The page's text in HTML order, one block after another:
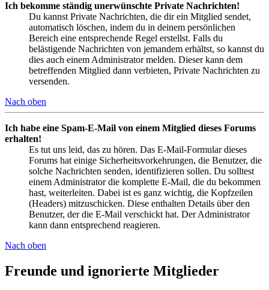
Ich bekomme ständig unerwünschte Private Nachrichten!
Du kannst Private Nachrichten, die dir ein Mitglied sendet,
automatisch löschen, indem du in deinem persönlichen
Bereich eine entsprechende Regel erstellst. Falls du
belästigende Nachrichten von jemandem erhältst, so kannst du
dies auch einem Administrator melden. Dieser kann dem
betreffenden Mitglied dann verbieten, Private Nachrichten zu
versenden.
Nach oben
Ich habe eine Spam-E-Mail von einem Mitglied dieses Forums
erhalten!
Es tut uns leid, das zu hören. Das E-Mail-Formular dieses
Forums hat einige Sicherheitsvorkehrungen, die Benutzer, die
solche Nachrichten senden, identifizieren sollen. Du solltest
einem Administrator die komplette E-Mail, die du bekommen
hast, weiterleiten. Dabei ist es ganz wichtig, die Kopfzeilen
(Headers) mitzuschicken. Diese enthalten Details über den
Benutzer, der die E-Mail verschickt hat. Der Administrator
kann dann entsprechend reagieren.
Nach oben
Freunde und ignorierte Mitglieder